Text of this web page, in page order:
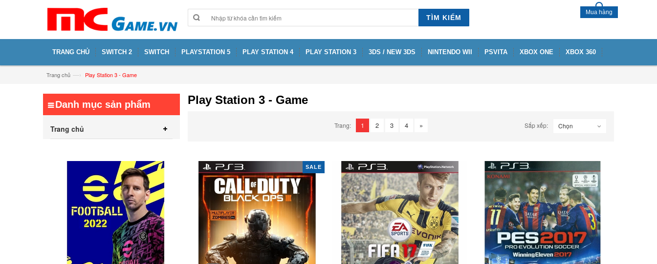
TÌM KIẾM
Mua hàng
TRANG CHỦ SWITCH 2 SWITCH PLAYSTATION 5 PLAY STATION 4 PLAY STATION 3 3DS / NEW 3DS NINTENDO WII PSVITA XBOX ONE XBOX 360
Trang chủ —› Play Station 3 - Game
Danh mục sản phẩm
Trang chủ
Play Station 3 - Game
Sắp xếp: Chọn
Trang: 1 2 3 4 »
SALE